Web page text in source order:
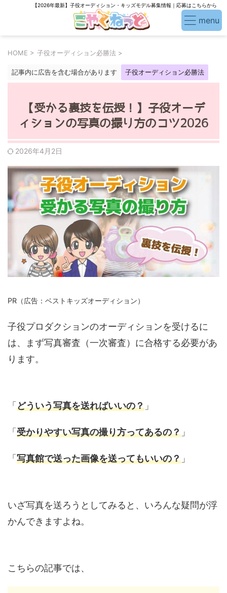
【2026年最新】子役オーディション・キッズモデル募集情報｜応募はこちらから
HOME > 子役オーディション必勝法 >
記事内に広告を含む場合があります 子役オーディション必勝法
【受かる裏技を伝授！】子役オーデ
ィションの写真の撮り方のコツ2026
2026年4月2日
PR（広告：ベストキッズオーディション）
子役プロダクションのオーディションを受けるに
は、まず写真審査（一次審査）に合格する必要があ
ります。
「どういう写真を送ればいいの？ 」
「受かりやすい写真の撮り方ってあるの？ 」
「写真館で送った画像を送ってもいいの？ 」
いざ写真を送ろうとしてみると、いろんな疑問が浮
かんできますよね。
こちらの記事では、